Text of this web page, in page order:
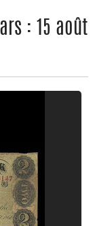
: 15 août